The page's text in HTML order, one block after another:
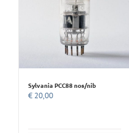
Sylvania PCC88 nos/nib
€ 20,00